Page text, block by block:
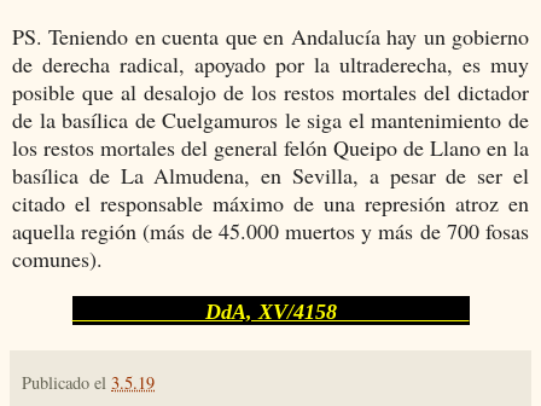
PS. Teniendo en cuenta que en Andalucía hay un gobierno
de derecha radical, apoyado por la ultraderecha, es muy
posible que al desalojo de los restos mortales del dictador
de la basílica de Cuelgamuros le siga el mantenimiento de
los restos mortales del general felón Queipo de Llano en la
basílica de La Almudena, en Sevilla, a pesar de ser el
citado el responsable máximo de una represión atroz en
aquella región (más de 45.000 muertos y más de 700 fosas
comunes).
DdA, XV/4158
Publicado el 3.5.19